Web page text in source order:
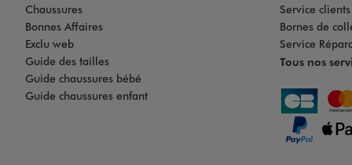
Chaussures
Bonnes Affaires
Exclu web
Guide des tailles
Guide chaussures bébé
Guide chaussures enfant
Service
Bornes de
Service
Tous nos